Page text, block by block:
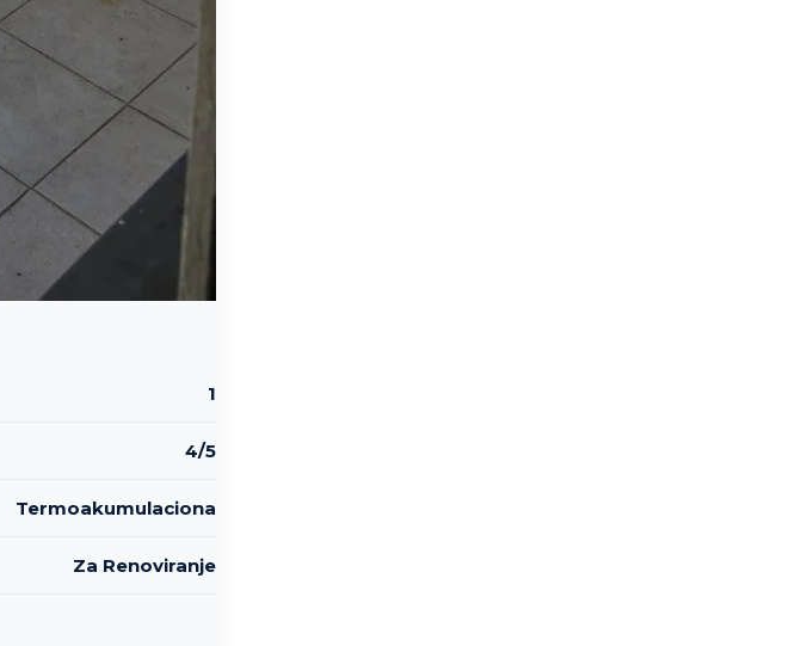
1
4/5
Termoakumulaciona
Za Renoviranje